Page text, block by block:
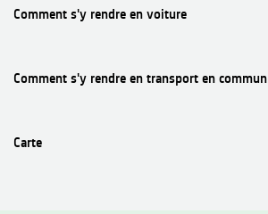
Comment s'y rendre en voiture
Comment s'y rendre en transport en commun
Carte